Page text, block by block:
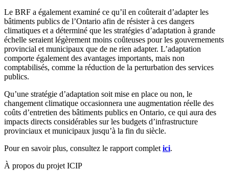
Le BRF a également examiné ce qu’il en coûterait d’adapter les
bâtiments publics de l’Ontario afin de résister à ces dangers
climatiques et a déterminé que les stratégies d’adaptation à grande
échelle seraient légèrement moins coûteuses pour les gouvernements
provincial et municipaux que de ne rien adapter. L’adaptation
comporte également des avantages importants, mais non
comptabilisés, comme la réduction de la perturbation des services
publics.
Qu’une stratégie d’adaptation soit mise en place ou non, le
changement climatique occasionnera une augmentation réelle des
coûts d’entretien des bâtiments publics en Ontario, ce qui aura des
impacts directs considérables sur les budgets d’infrastructure
provinciaux et municipaux jusqu’à la fin du siècle.
Pour en savoir plus, consultez le rapport complet ici.
À propos du projet ICIP